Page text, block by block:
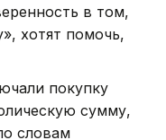
в том,
хотят помочь,
покупку
сумму,
словам